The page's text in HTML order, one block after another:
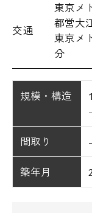
交通
東京メ
都営大
東京メ
分
規模・構造
-
間取り -
築年月